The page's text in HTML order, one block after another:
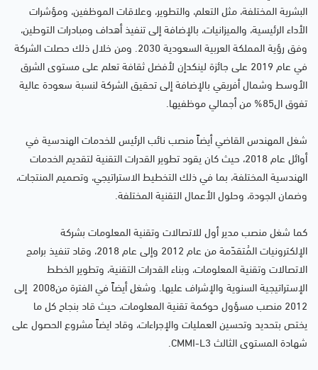
البشرية المختلفة، مثل التعلم، والتطوير، وعلاقات الموظفين، ومؤشرات
الأداء الرئيسية، والميزانيات، بالإضافة إلى تنفيذ أهداف ومبادرات التوطين،
وفق رؤية المملكة العربية السعودية 2030. ومن خلال ذلك حصلت الشركة
في عام 2019 على جائزة لينكدإن لأفضل ثقافة تعلم على مستوى الشرق
الأوسط وشمال أفريقي بالإضافة إلى تحقيق الشركة لنسبة سعودة عالية
تفوق ال85% من أجمالي موظفيها.
شغل المهندس القاضي أيضاً منصب نائب الرئيس للخدمات الهندسية في
أوائل عام 2018، حيث كان يقود تطوير القدرات التقنية لتقديم الخدمات
الهندسية المختلفة، بما في ذلك التخطيط الاستراتيجي، وتصميم المنتجات،
وضمان الجودة، وحلول الأعمال التقنية المختلفة.
كما شغل منصب مدير أول للاتصالات وتقنية المعلومات بشركة
الإلكترونيات المُتقدّمة من عام 2012 وإلى عام 2018، وقاد تنفيذ برامج
الاتصالات وتقنية المعلومات، وبناء القدرات التقنية، وتطوير الخطط
الإستراتيجية السنوية والإشراف عليها. وشغل أيضاً في الفترة من2008 إلى
2012 منصب مسؤول حوكمة تقنية المعلومات، حيث قاد بنجاح كل ما
يختص بتحديد وتحسين العمليات والإجراءات، وقاد ايضاً مشروع الحصول على
شهادة المستوى الثالث CMMI-L3.